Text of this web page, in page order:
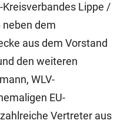
Kreisverbandes Lippe /
neben dem
aus dem Vorstand
den weiteren
WLV-
EU-
Vertreter aus